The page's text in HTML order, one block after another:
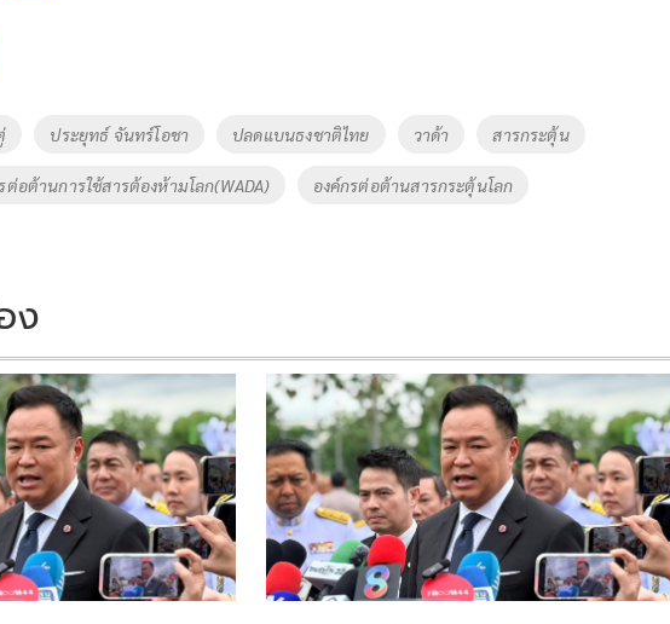
ประยุทธ์ จันทร์โอชา ปลดแบนธงชาติไทย วาด้า สารกระตุ้น
ต่อต้านการใช้สารต้องห้ามโลก(WADA) องค์กรต่อต้านสารกระตุ้นโลก
ง